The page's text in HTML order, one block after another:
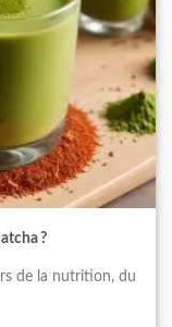
?
de la nutrition, du